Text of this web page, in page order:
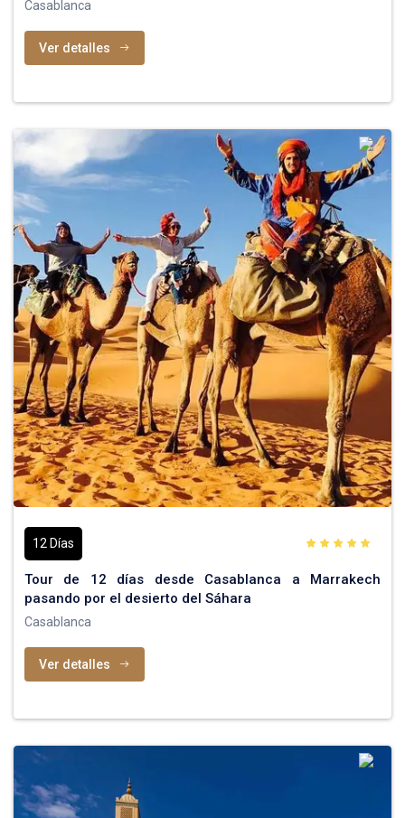
Casablanca
Ver detalles
12 Días
Tour de 12 días desde Casablanca a Marrakech
pasando por el desierto del Sáhara
Casablanca
Ver detalles